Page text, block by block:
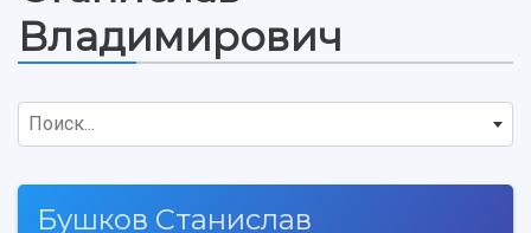
НАЗАД
Об университете
Новости
Образование
Научно-исследовательская деятельность
Владимирович
Поиск...
Бушков Станислав